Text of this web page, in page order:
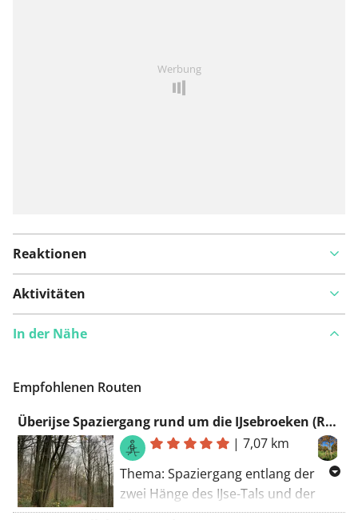
Werbung
Reaktionen
Aktivitäten
In der Nähe
Empfohlenen Routen
Überijse Spaziergang rund um die IJsebroeken (RCOZ)
|7,07 km
Thema: Spaziergang entlang der
zwei Hänge des IJse-Tals und der
IJse-Niederungen. Dauer: +/- 2